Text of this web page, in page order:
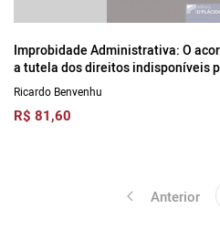
Improbidade Administrativa: O
a tutela dos direitos indisponíveis
Ricardo Benvenhu
R$ 81,60
Anterior